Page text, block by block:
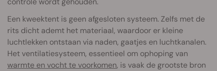
Een kweektent is geen afgesloten systeem. Zelfs met de
rits dicht ademt het materiaal, waardoor er kleine
luchtlekken ontstaan via naden, gaatjes en luchtkanalen.
Het ventilatiesysteem, essentieel om ophoping van
warmte en vocht te voorkomen, is vaak de grootste bron